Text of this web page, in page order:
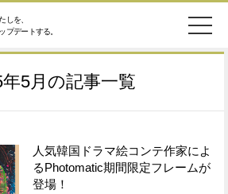
しを、
プデートする。
ワークスタイル
5月の記事一覧
人気韓国ドラマ絵コンテ作家によ
るPhotomatic期間限定フレームが
登場！